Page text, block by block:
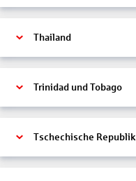
Thailand
Trinidad und Tobago
Tschechische Republik